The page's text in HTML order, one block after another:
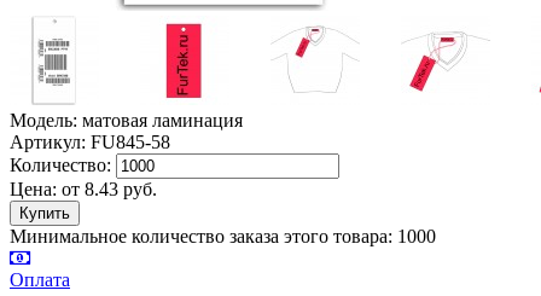
Модель: матовая ламинация
Артикул: FU845-58
Количество:
Цена: от 8.43 руб.
Минимальное количество заказа этого товара: 1000
Оплата